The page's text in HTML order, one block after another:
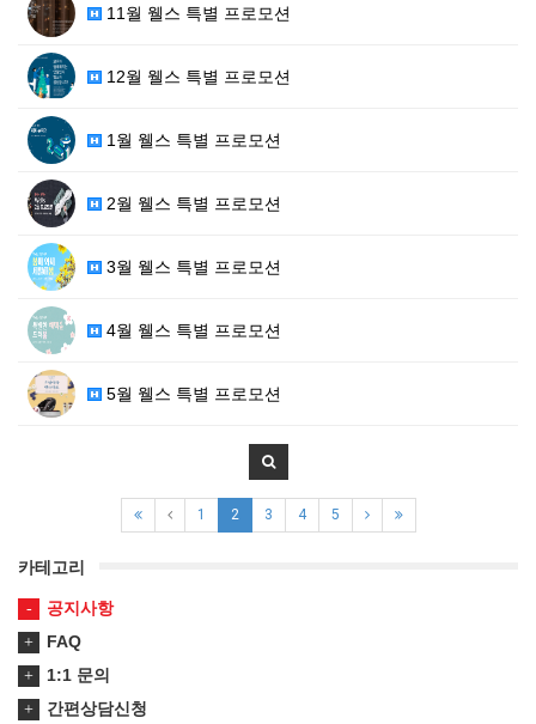
11월 웰스 특별 프로모션
12월 웰스 특별 프로모션
1월 웰스 특별 프로모션
2월 웰스 특별 프로모션
3월 웰스 특별 프로모션
4월 웰스 특별 프로모션
5월 웰스 특별 프로모션
1 2 3 4 5
카테고리
공지사항
FAQ
1:1 문의
간편상담신청